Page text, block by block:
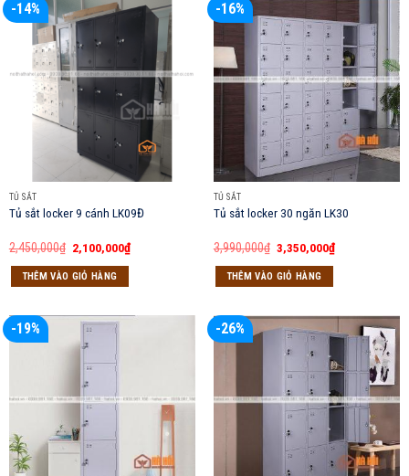
-14%
TỦ SẮT
Tủ sắt locker 9 cánh LK09Đ
2,450,000₫ Giá
gốc
là:
2,450,000₫.
2,100,000₫Giá
hiện
THÊM VÀO GIỎ HÀNG
-16%
TỦ SẮT
Tủ sắt locker 30 ngăn LK30
3,990,000₫ Giá
gốc
là:
3,990,000₫.
3,350,000₫Giá
hiện
THÊM VÀO GIỎ HÀNG
-19% -26%